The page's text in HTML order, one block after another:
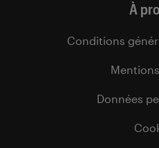
À
Conditions
Données